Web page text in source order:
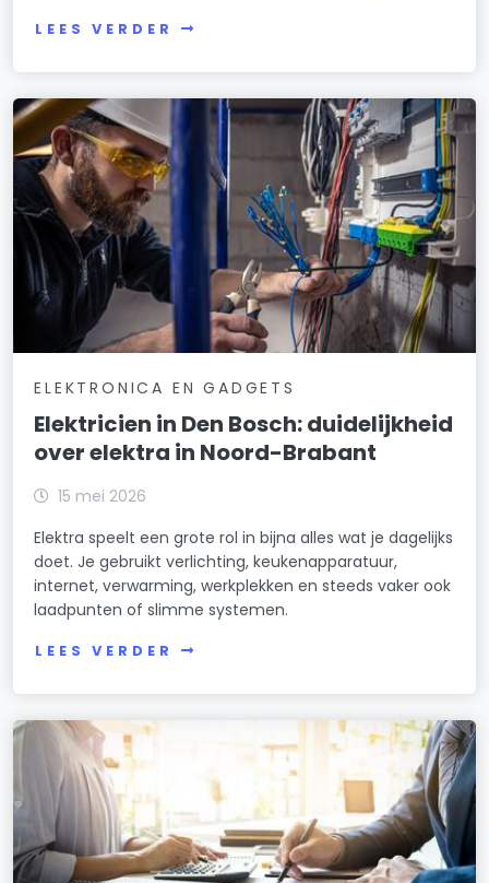
LEES VERDER
ELEKTRONICA EN GADGETS
Elektricien in Den Bosch: duidelijkheid
over elektra in Noord-Brabant
15 mei 2026
Elektra speelt een grote rol in bijna alles wat je dagelijks
doet. Je gebruikt verlichting, keukenapparatuur,
internet, verwarming, werkplekken en steeds vaker ook
laadpunten of slimme systemen.
LEES VERDER